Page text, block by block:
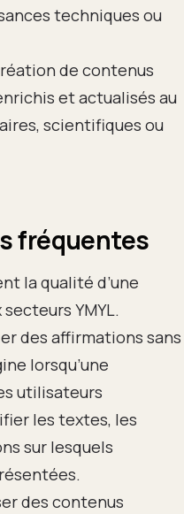
techniques ou
de contenus
et actualisés au
scientifiques ou
fréquentes
la qualité d’une
YMYL.
des affirmations sans
lorsqu’une
utilisateurs
les textes, les
sur lesquels
des contenus